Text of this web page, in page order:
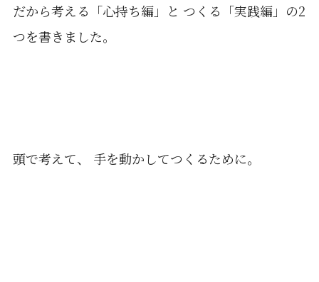
だから考える「心持ち編」と つくる「実践編」の2
つを書きました。
頭で考えて、 手を動かしてつくるために。